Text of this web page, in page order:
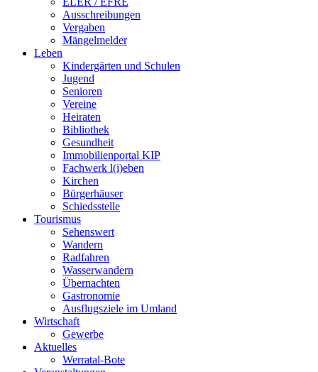
Ausschreibungen
Vergaben
Mängelmelder
Leben
Kindergärten und Schulen
Jugend
Senioren
Vereine
Heiraten
Bibliothek
Gesundheit
Immobilienportal KIP
Fachwerk l(i)eben
Kirchen
Bürgerhäuser
Schiedsstelle
Tourismus
Sehenswert
Wandern
Radfahren
Wasserwandern
Übernachten
Gastronomie
Ausflugsziele im Umland
Wirtschaft
Gewerbe
Aktuelles
Werratal-Bote